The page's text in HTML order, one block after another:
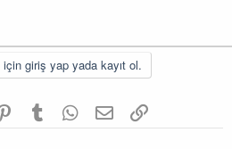
giriş yap yada kayıt ol.
PinterestTumblr WhatsApp
E-postaLink